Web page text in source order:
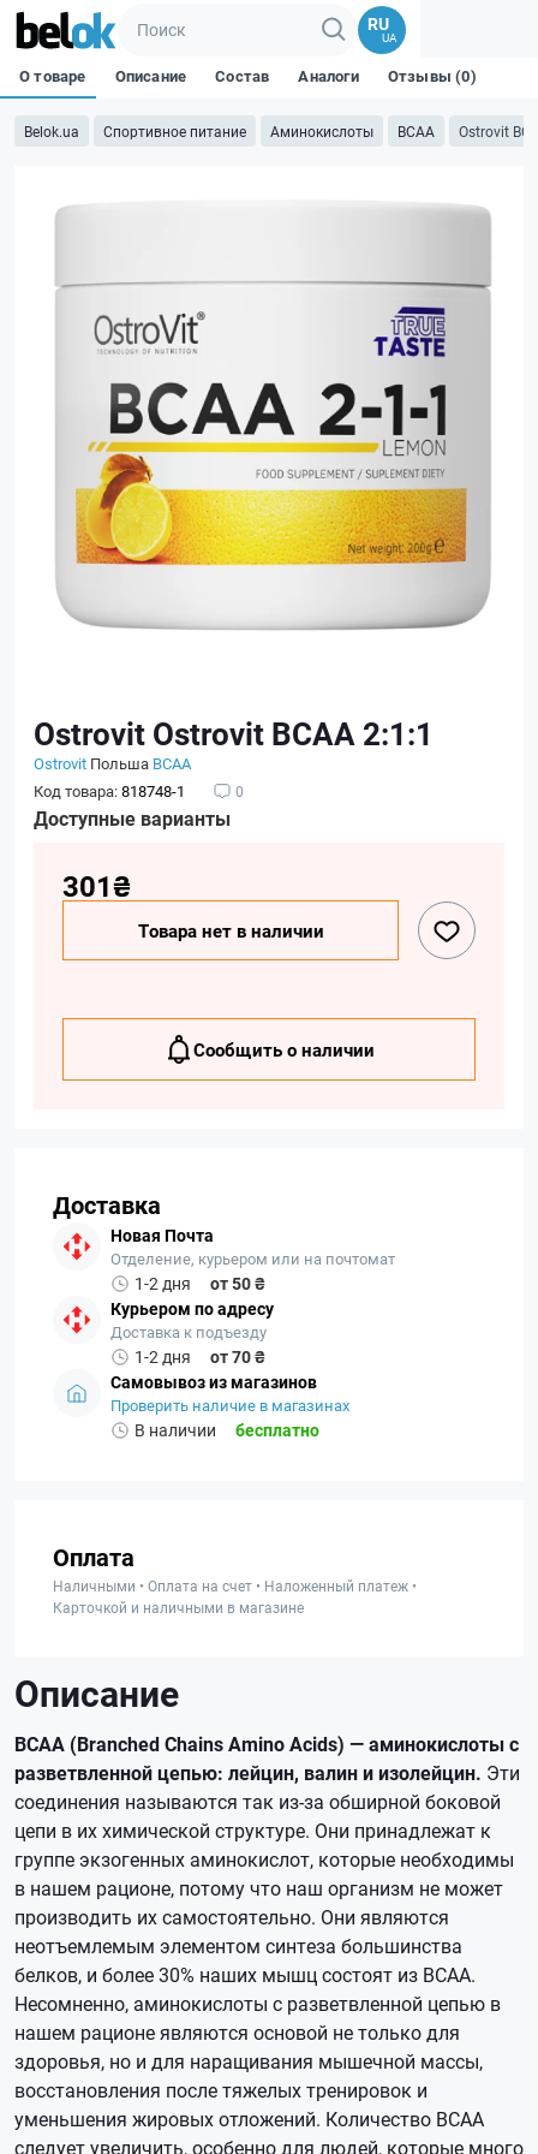
RU
UA
Belok.ua Спортивное питание Аминокислоты BCAA Ostrovit
О товаре Описание Состав Аналоги Отзывы (0)
Ostrovit Ostrovit BCAA 2:1:1
Ostrovit Польша BCAA
Код товара:818748-1 0
Доступные варианты
301₴
Товара нет в наличии
Сообщить о наличии
Доставка
Новая Почта
Отделение, курьером или на почтомат
1-2 дня
от 50 ₴
Курьером по адресу
Доставка к подъезду
1-2 дня
от 70 ₴
Самовывоз из магазинов
Проверить наличие в магазинах
В наличии бесплатно
Оплата
Наличными • Оплата на счет • Наложенный платеж •
Карточкой и наличными в магазине
Описание
BCAA (Branched Chains Amino Acids) — аминокислоты с
разветвленной цепью: лейцин, валин и изолейцин. Эти
соединения называются так из-за обширной боковой
цепи в их химической структуре. Они принадлежат к
группе экзогенных аминокислот, которые необходимы
в нашем рационе, потому что наш организм не может
производить их самостоятельно. Они являются
неотъемлемым элементом синтеза большинства
белков, и более 30% наших мышц состоят из BCAA.
Несомненно, аминокислоты с разветвленной цепью в
нашем рационе являются основой не только для
здоровья, но и для наращивания мышечной массы,
восстановления после тяжелых тренировок и
уменьшения жировых отложений. Количество BCAA
следует увеличить, особенно для людей, которые много